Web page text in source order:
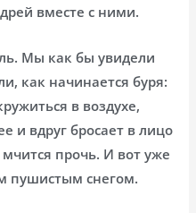
вместе с ними.
Мы как бы увидели
как начинается буря:
в воздухе,
и вдруг бросает в лицо
прочь. И вот уже
пушистым снегом.